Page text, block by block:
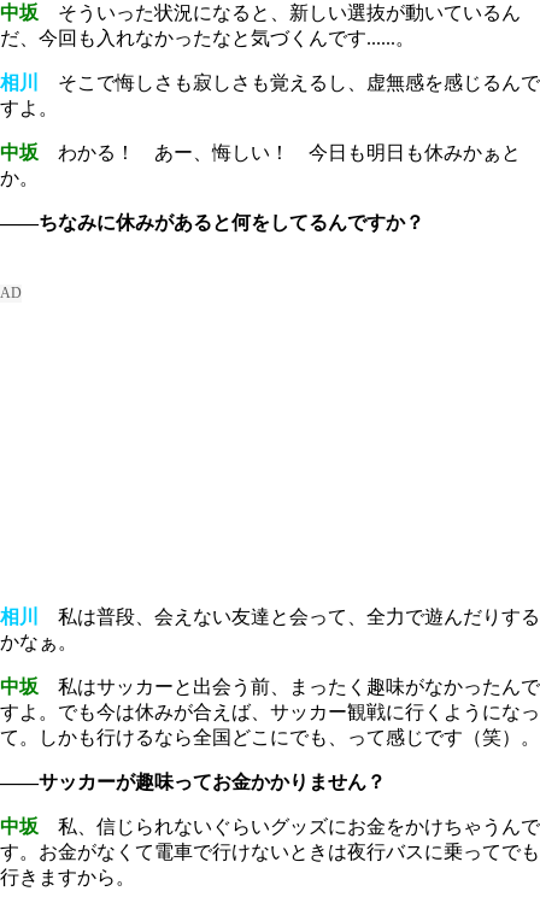
中坂 そういった状況になると、新しい選抜が動いているん
だ、今回も入れなかったなと気づくんです......。
相川
そこで悔しさも寂しさも覚えるし、虚無感を感じるんで
すよ。
中坂 わかる！ あー、悔しい！ 今日も明日も休みかぁと
か。
――ちなみに休みがあると何をしてるんですか？
相川
私は普段、会えない友達と会って、全力で遊んだりする
かなぁ。
中坂 私はサッカーと出会う前、まったく趣味がなかったんで
すよ。でも今は休みが合えば、サッカー観戦に行くようになっ
て。しかも行けるなら全国どこにでも、って感じです（笑）。
――サッカーが趣味ってお金かかりません？
中坂 私、信じられないぐらいグッズにお金をかけちゃうんで
す。お金がなくて電車で行けないときは夜行バスに乗ってでも
行きますから。